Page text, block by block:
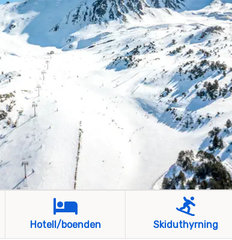
Hotell/boenden Skiduthyrning